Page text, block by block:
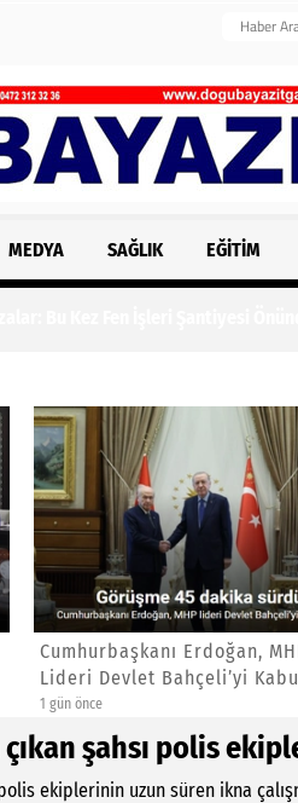
MEDYA SAĞLIK EĞITIM
Cumhurbaşkanı Erdoğan,
Lideri Devlet Bahçeli’yi
1 gün önce
çıkan şahsı polis
polis ekiplerinin uzun süren ikna